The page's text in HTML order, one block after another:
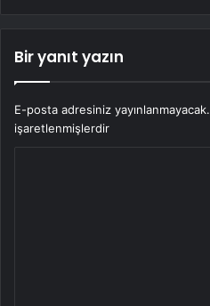
Bir yanıt yazın
E-posta adresiniz yayınlanmayacak.
işaretlenmişlerdir